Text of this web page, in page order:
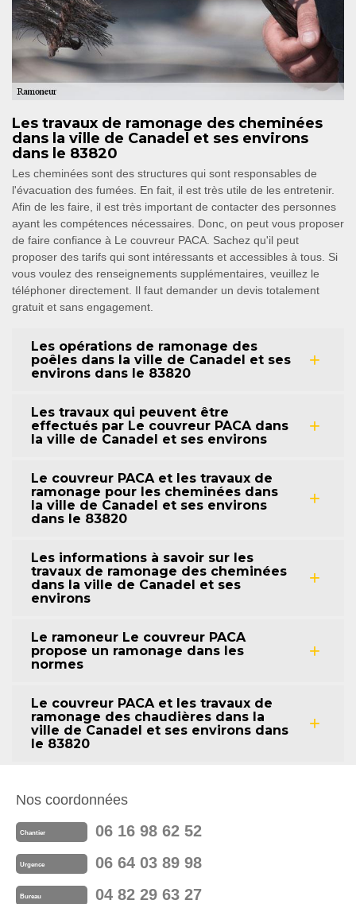
Les travaux de ramonage des cheminées
dans la ville de Canadel et ses environs
dans le 83820
Les cheminées sont des structures qui sont responsables de
l'évacuation des fumées. En fait, il est très utile de les entretenir.
Afin de les faire, il est très important de contacter des personnes
ayant les compétences nécessaires. Donc, on peut vous proposer
de faire confiance à Le couvreur PACA. Sachez qu'il peut
proposer des tarifs qui sont intéressants et accessibles à tous. Si
vous voulez des renseignements supplémentaires, veuillez le
téléphoner directement. Il faut demander un devis totalement
gratuit et sans engagement.
Les opérations de ramonage des
poêles dans la ville de Canadel et ses
environs dans le 83820
Les travaux qui peuvent être
effectués par Le couvreur PACA dans
la ville de Canadel et ses environs
Le couvreur PACA et les travaux de
ramonage pour les cheminées dans
la ville de Canadel et ses environs
dans le 83820
Les informations à savoir sur les
travaux de ramonage des cheminées
dans la ville de Canadel et ses
environs
Le ramoneur Le couvreur PACA
propose un ramonage dans les
normes
Le couvreur PACA et les travaux de
ramonage des chaudières dans la
ville de Canadel et ses environs dans
le 83820
Nos coordonnées
Chantier 06 16 98 62 52
Urgence 06 64 03 89 98
Bureau 04 82 29 63 27